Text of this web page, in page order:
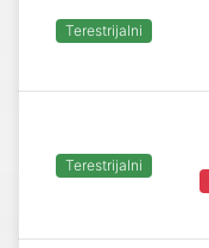
Terestrijalni
Terestrijalni